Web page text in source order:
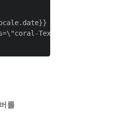
Textfield\"
를